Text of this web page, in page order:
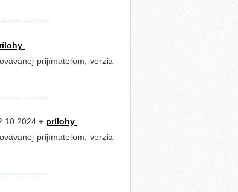
prijímateľom, verzia
+ prílohy
prijímateľom, verzia